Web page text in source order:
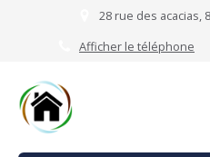
28 rue des acacias,
Afficher le téléphone